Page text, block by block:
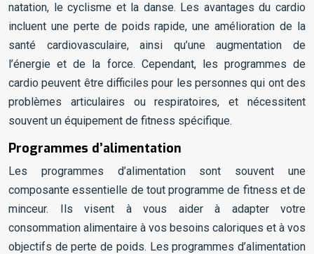
natation, le cyclisme et la danse. Les avantages du cardio
incluent une perte de poids rapide, une amélioration de la
santé cardiovasculaire, ainsi qu’une augmentation de
l’énergie et de la force. Cependant, les programmes de
cardio peuvent être difficiles pour les personnes qui ont des
problèmes articulaires ou respiratoires, et nécessitent
souvent un équipement de fitness spécifique.
Programmes d’alimentation
Les programmes d’alimentation sont souvent une
composante essentielle de tout programme de fitness et de
minceur. Ils visent à vous aider à adapter votre
consommation alimentaire à vos besoins caloriques et à vos
objectifs de perte de poids. Les programmes d’alimentation